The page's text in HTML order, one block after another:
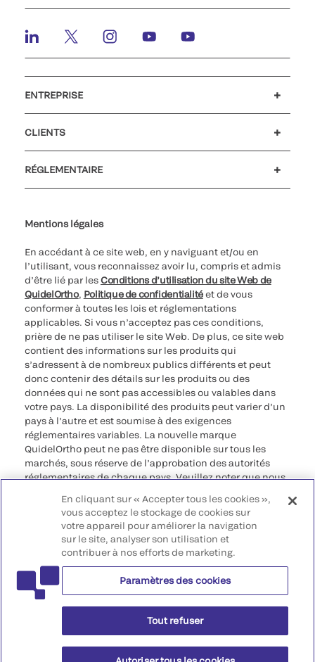
ENTREPRISE
CLIENTS
RÉGLEMENTAIRE
Mentions légales
En accédant à ce site web, en y naviguant et/ou en
l’utilisant, vous reconnaissez avoir lu, compris et admis
d’être lié par lesConditions d’utilisation du site Web de
QuidelOrtho, Politique de confidentialitéet de vous
conformer à toutes les lois et réglementations
applicables. Si vous n’acceptez pas ces conditions,
prière de ne pas utiliser le site Web. De plus, ce site web
contient des informations sur les produits qui
s’adressent à de nombreux publics différents et peut
donc contenir des détails sur les produits ou des
données qui ne sont pas accessibles ou valables dans
votre pays. La disponibilité des produits peut varier d’un
pays à l’autre et est soumise à des exigences
réglementaires variables. La nouvelle marque
QuidelOrtho peut ne pas être disponible sur tous les
marchés, sous réserve de l’approbation des autorités
réglementaires de chaque pays. Veuillez noter que nous
informations qui risquent de ne pas être conformes à
toute procédure légale, réglementation, enregistrement
ou usage dans votre pays d’origine.
©2026 QuidelOrtho Corporation. Tous droits réservés.
QuidelOrtho Corporation
9975 Summers Ridge Road, San Diego, CA 92121, USA
En cliquant sur « Accepter tous les cookies »,
vous acceptez le stockage de cookies sur
votre appareil pour améliorer la navigation
sur le site, analyser son utilisation et
contribuer à nos efforts de marketing.
Paramètres des cookies
Tout refuser